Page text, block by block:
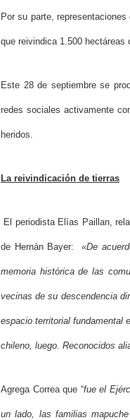
Por su parte,
que reivindica 1.500 hectáreas
Este 28 de septiembre se
redes sociales activamente
heridos.
La reivindicación de tierras
El periodista Elías Paillan,
de Hernán Bayer:«De
memoria histórica de las
vecinas de su descendencia
espacio territorial fundamental
chileno, luego. Reconocidos
Agrega Correa que “fue el
un lado, las familias